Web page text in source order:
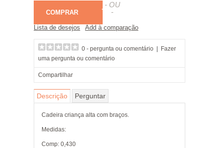
COMPRAR
- OU
-
Lista de desejos Add à comparação
0 - pergunta ou comentário
Fazer
uma pergunta ou comentário
Compartilhar
Descrição Perguntar
Cadeira criança alta com braços.
Medidas:
Comp: 0,430